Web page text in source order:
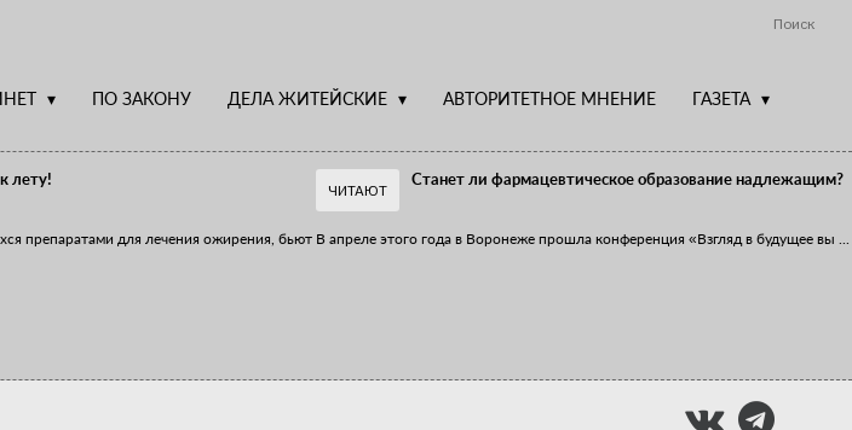
Поиск
ПО ЗАКОНУ ДЕЛА ЖИТЕЙСКИЕ АВТОРИТЕТНОЕ МНЕНИЕ ГАЗЕТА
лету!
препаратами для лечения ожирения, бьют
ЧИТАЮТ
Станет ли фармацевтическое образование надлежащим?
В апреле этого года в Воронеже прошла конференция «Взгляд в будущее вы